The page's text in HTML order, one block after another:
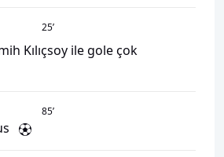
25’
Kılıçsoy ile gole çok
85’